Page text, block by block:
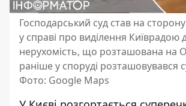
Господарський суд став на
у справі про виділення Київрадою
нерухомість, що розташована на
раніше у споруді розташовувався
Фото: Google Maps